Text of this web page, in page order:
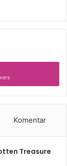
Komentar
Treasure